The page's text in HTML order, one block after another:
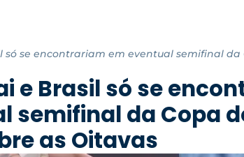
só se encontrariam em eventual semifinal da
e Brasil só se
semifinal da Copa
as Oitavas